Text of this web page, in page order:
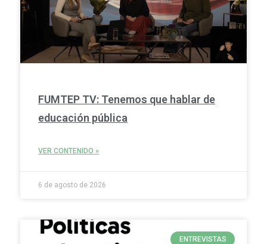
FUMTEP TV: Tenemos que hablar de
educación pública
VER CONTENIDO »
6 de agosto de 2026
ENTREVISTAS